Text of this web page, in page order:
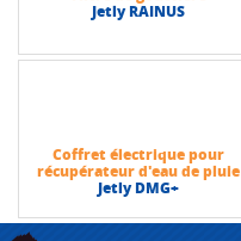
Jetly RAINUS
Coffret électrique pour
récupérateur d'eau de pluie
Jetly DMG+